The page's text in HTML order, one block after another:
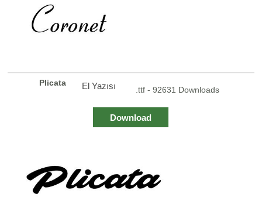
Plicata El Yazısı .ttf - 92631 Downloads
Download